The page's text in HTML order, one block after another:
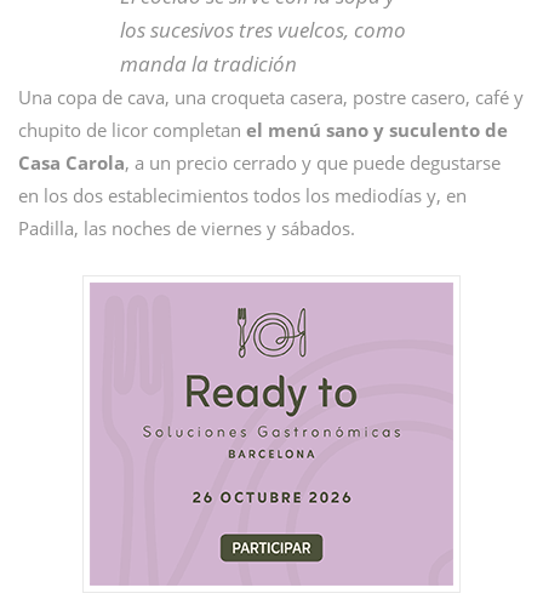
los sucesivos tres vuelcos, como
manda la tradición
Una copa de cava, una croqueta casera, postre casero, café y
chupito de licor completan el menú sano y suculento de
Casa Carola, a un precio cerrado y que puede degustarse
en los dos establecimientos todos los mediodías y, en
Padilla, las noches de viernes y sábados.